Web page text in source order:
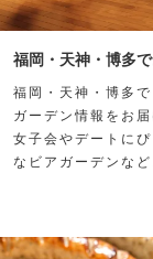
福岡・天神・博多
福岡・天神・博多
ガーデン情報をお
女子会やデートに
なビアガーデンな